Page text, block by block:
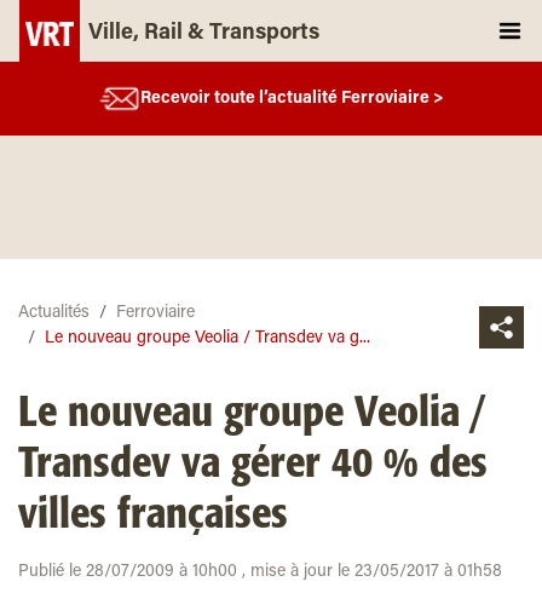
Ville, Rail & Transports
Recevoir toute l’actualité Ferroviaire >
Actualités
Ferroviaire
Le nouveau groupe Veolia / Transdev va g...
Le nouveau groupe Veolia /
Transdev va gérer 40 % des
villes françaises
Publié le 28/07/2009 à 10h00 , mise à jour le 23/05/2017 à 01h58